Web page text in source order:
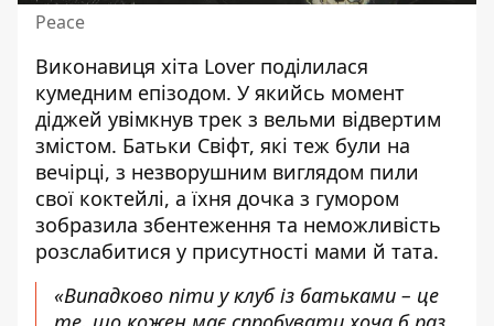
Peace
Виконавиця хіта Lover поділилася
кумедним епізодом. У якийсь момент
діджей увімкнув трек з вельми відвертим
змістом. Батьки Свіфт, які теж були на
вечірці, з незворушним виглядом пили
свої коктейлі, а їхня дочка з гумором
зобразила збентеження та неможливість
розслабитися у присутності мами й тата.
«Випадково піти у клуб із батьками – це